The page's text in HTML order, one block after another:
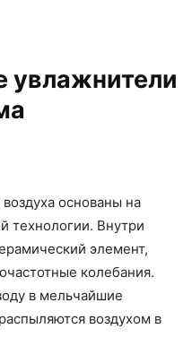
увлажнители
основаны на
технологии. Внутри
элемент,
колебания.
в мельчайшие
воздухом в